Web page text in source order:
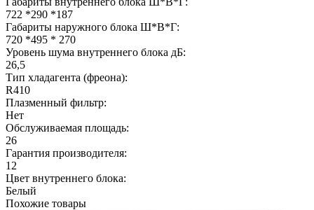
722 *290 *187
Габариты наружного блока Ш*В*Г:
720 *495 * 270
Уровень шума внутреннего блока дБ:
26,5
Тип хладагента (фреона):
R410
Плазменный фильтр:
Нет
Обслуживаемая площадь:
26
Гарантия производителя:
12
Цвет внутреннего блока:
Белый
Похожие товары